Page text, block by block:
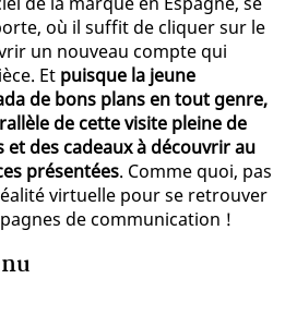
où il suffit de cliquer sur le
un nouveau compte qui
Et puisque la jeune
de bons plans en tout genre,
de cette visite pleine de
des cadeaux à découvrir au
présentées. Comme quoi, pas
virtuelle pour se retrouver
de communication !